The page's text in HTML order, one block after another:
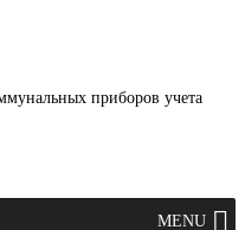
приборов учета
MENU